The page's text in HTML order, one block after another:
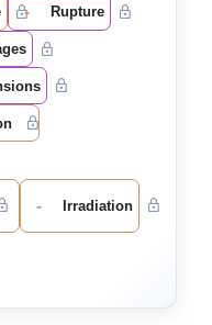
- Rupture
- Irradiation